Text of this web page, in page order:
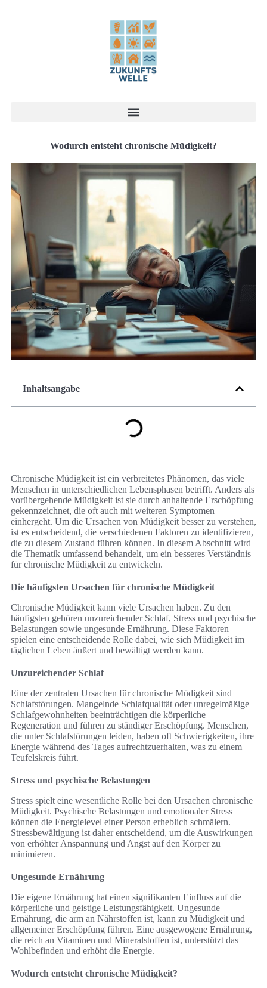
Wodurch entsteht chronische Müdigkeit?
Inhaltsangabe
Chronische Müdigkeit ist ein verbreitetes Phänomen, das viele
Menschen in unterschiedlichen Lebensphasen betrifft. Anders als
vorübergehende Müdigkeit ist sie durch anhaltende Erschöpfung
gekennzeichnet, die oft auch mit weiteren Symptomen
einhergeht. Um die Ursachen von Müdigkeit besser zu verstehen,
ist es entscheidend, die verschiedenen Faktoren zu identifizieren,
die zu diesem Zustand führen können. In diesem Abschnitt wird
die Thematik umfassend behandelt, um ein besseres Verständnis
für chronische Müdigkeit zu entwickeln.
Die häufigsten Ursachen für chronische Müdigkeit
Chronische Müdigkeit kann viele Ursachen haben. Zu den
häufigsten gehören unzureichender Schlaf, Stress und psychische
Belastungen sowie ungesunde Ernährung. Diese Faktoren
spielen eine entscheidende Rolle dabei, wie sich Müdigkeit im
täglichen Leben äußert und bewältigt werden kann.
Unzureichender Schlaf
Eine der zentralen Ursachen für chronische Müdigkeit sind
Schlafstörungen. Mangelnde Schlafqualität oder unregelmäßige
Schlafgewohnheiten beeinträchtigen die körperliche
Regeneration und führen zu ständiger Erschöpfung. Menschen,
die unter Schlafstörungen leiden, haben oft Schwierigkeiten, ihre
Energie während des Tages aufrechtzuerhalten, was zu einem
Teufelskreis führt.
Stress und psychische Belastungen
Stress spielt eine wesentliche Rolle bei den Ursachen chronische
Müdigkeit. Psychische Belastungen und emotionaler Stress
können die Energielevel einer Person erheblich schmälern.
Stressbewältigung ist daher entscheidend, um die Auswirkungen
von erhöhter Anspannung und Angst auf den Körper zu
minimieren.
Ungesunde Ernährung
Die eigene Ernährung hat einen signifikanten Einfluss auf die
körperliche und geistige Leistungsfähigkeit. Ungesunde
Ernährung, die arm an Nährstoffen ist, kann zu Müdigkeit und
allgemeiner Erschöpfung führen. Eine ausgewogene Ernährung,
die reich an Vitaminen und Mineralstoffen ist, unterstützt das
Wohlbefinden und erhöht die Energie.
Wodurch entsteht chronische Müdigkeit?